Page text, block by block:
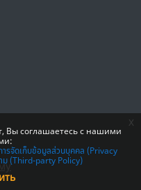
Вы соглашаетесь с нашими
ารจัดเก็บข้อมูลส่วนบุคคล (Privacy
ม (Third-party Policy)
x